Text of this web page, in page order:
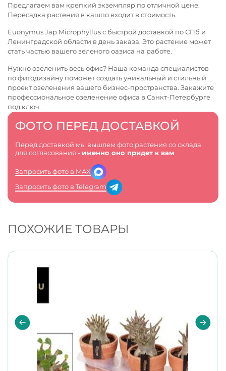
ФОТО ПЕРЕД ДОСТАВКОЙ
Перед доставкой мы вышлем фото растения со склада
для согласования - именно оно придет к вам
Запросить фото в MAX
Запросить фото в Telegram
Предлагаем вам крепкий экземпляр по отличной цене.
Пересадка растения в кашпо входит в стоимость.
Euonymus Jap Microphyllus с быстрой доставкой по СПб и
Ленинградской области в день заказа. Это растение может
стать частью вашего зеленого оазиса на работе.
Нужно озеленить весь офис? Наша команда специалистов
по фитодизайну поможет создать уникальный и стильный
проект озеленения вашего бизнес-пространства. Закажите
профессиональноеозеленение офиса в Санкт-Петербурге
под ключ.
ПОХОЖИЕ ТОВАРЫ